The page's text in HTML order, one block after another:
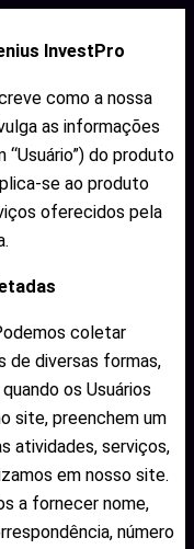
InvestPro
como a nossa
as informações
do produto
se ao produto
oferecidos pela
coletar
de diversas formas,
os Usuários
site, preenchem um
atividades, serviços,
em nosso site.
a fornecer nome,
número